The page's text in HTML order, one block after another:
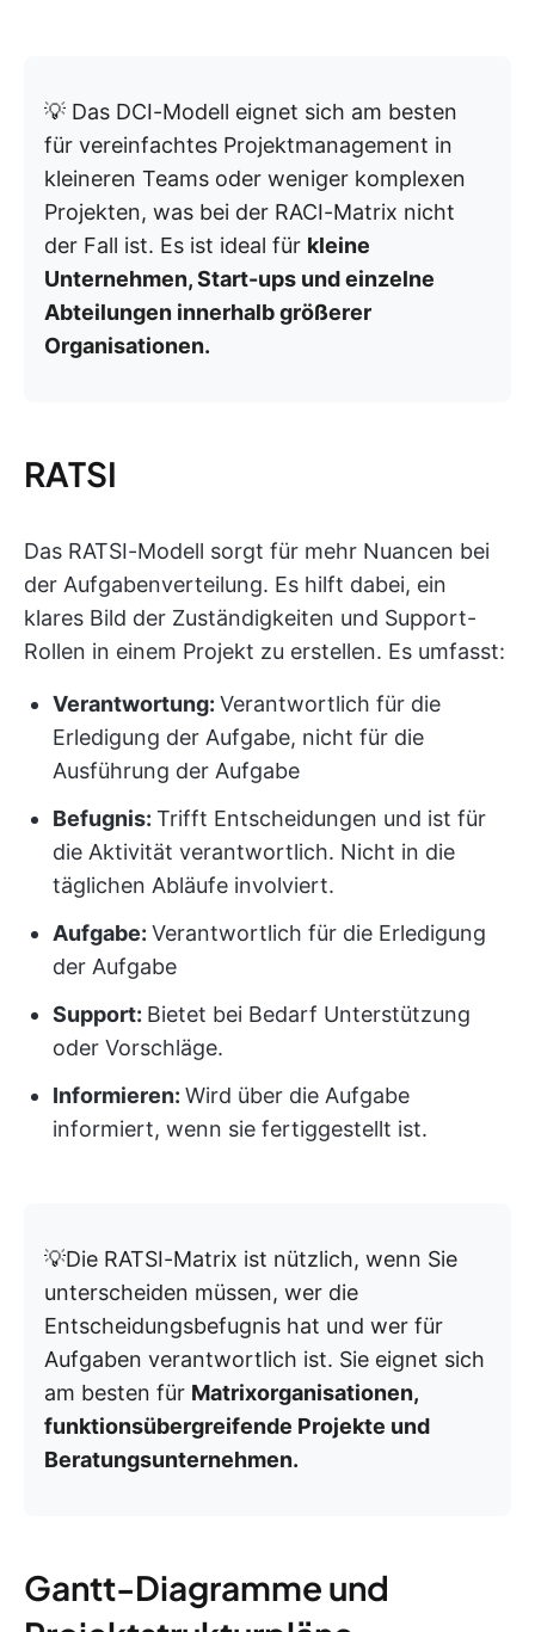
💡 Das DCI-Modell eignet sich am besten
für vereinfachtes Projektmanagement in
kleineren Teams oder weniger komplexen
Projekten, was bei der RACI-Matrix nicht
der Fall ist. Es ist ideal für kleine
Unternehmen, Start-ups und einzelne
Abteilungen innerhalb größerer
Organisationen.
RATSI
Das RATSI-Modell sorgt für mehr Nuancen bei
der Aufgabenverteilung. Es hilft dabei, ein
klares Bild der Zuständigkeiten und Support-
Rollen in einem Projekt zu erstellen. Es umfasst:
Verantwortung: Verantwortlich für die
Erledigung der Aufgabe, nicht für die
Ausführung der Aufgabe
Befugnis: Trifft Entscheidungen und ist für
die Aktivität verantwortlich. Nicht in die
täglichen Abläufe involviert.
Aufgabe: Verantwortlich für die Erledigung
der Aufgabe
Support: Bietet bei Bedarf Unterstützung
oder Vorschläge.
Informieren: Wird über die Aufgabe
informiert, wenn sie fertiggestellt ist.
💡Die RATSI-Matrix ist nützlich, wenn Sie
unterscheiden müssen, wer die
Entscheidungsbefugnis hat und wer für
Aufgaben verantwortlich ist. Sie eignet sich
am besten für Matrixorganisationen,
funktionsübergreifende Projekte und
Beratungsunternehmen.
Gantt-Diagramme und